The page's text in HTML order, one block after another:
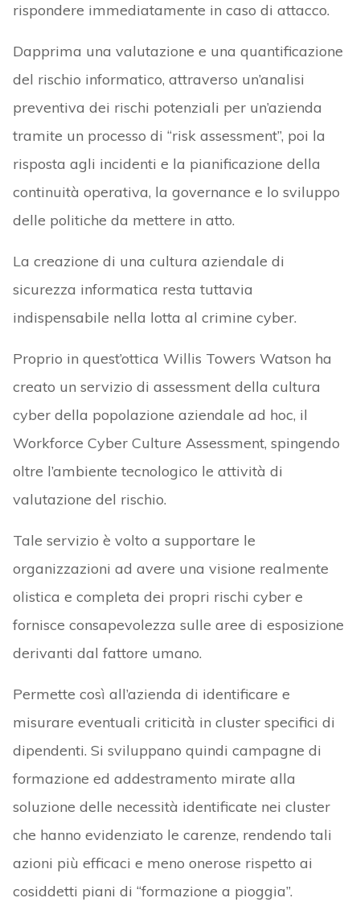
rispondere immediatamente in caso di attacco.
Dapprima una valutazione e una quantificazione
del rischio informatico, attraverso un’analisi
preventiva dei rischi potenziali per un’azienda
tramite un processo di “risk assessment”, poi la
risposta agli incidenti e la pianificazione della
continuità operativa, la governance e lo sviluppo
delle politiche da mettere in atto.
La creazione di una cultura aziendale di
sicurezza informatica resta tuttavia
indispensabile nella lotta al crimine cyber.
Proprio in quest’ottica Willis Towers Watson ha
creato un servizio di assessment della cultura
cyber della popolazione aziendale ad hoc, il
Workforce Cyber Culture Assessment, spingendo
oltre l’ambiente tecnologico le attività di
valutazione del rischio.
Tale servizio è volto a supportare le
organizzazioni ad avere una visione realmente
olistica e completa dei propri rischi cyber e
fornisce consapevolezza sulle aree di esposizione
derivanti dal fattore umano.
Permette così all’azienda di identificare e
misurare eventuali criticità in cluster specifici di
dipendenti. Si sviluppano quindi campagne di
formazione ed addestramento mirate alla
soluzione delle necessità identificate nei cluster
che hanno evidenziato le carenze, rendendo tali
azioni più efficaci e meno onerose rispetto ai
cosiddetti piani di “formazione a pioggia”.